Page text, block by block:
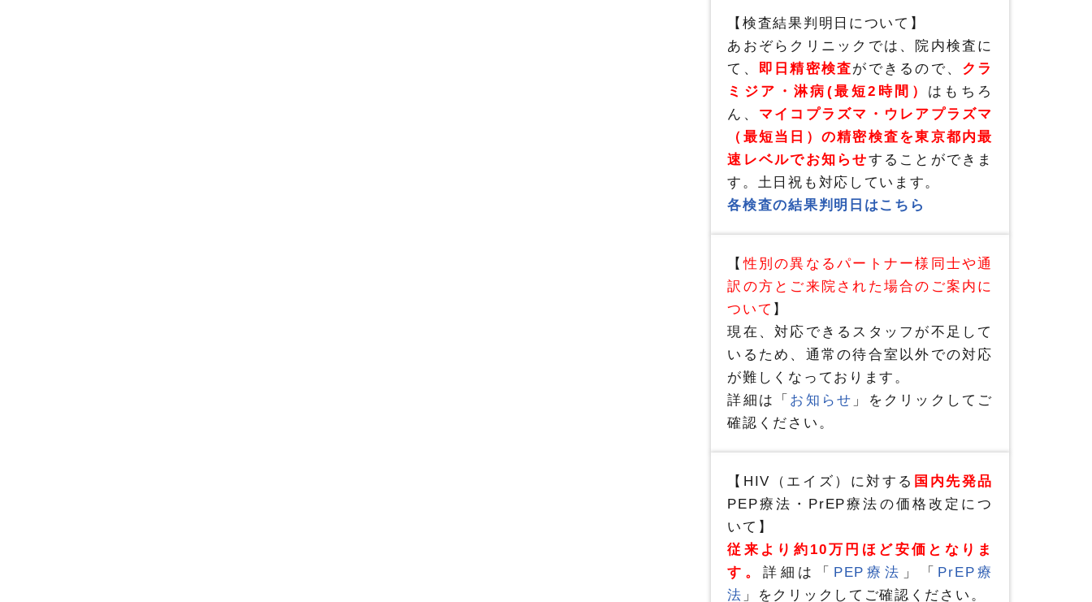
【検査結果判明日について】
あおぞらクリニックでは、院内検査に
て、 即日精密検査ができるので、 クラ
ミジア・淋病(最短2時間） はもちろ
ん、 マイコプラズマ・ウレアプラズマ
（最短当日）の精密検査を東京都内最
速レベルでお知らせすることができま
す。土日祝も対応しています。
各検査の結果判明日はこちら
【性別の異なるパートナー様同士や通
訳の方とご来院された場合のご案内に
ついて 】
現在、対応できるスタッフが不足して
いるため、通常の待合室以外での対応
が難しくなっております。
詳細は「 お知らせ 」をクリックしてご
確認ください。
【HIV（エイズ）に対する 国内先発品
PEP療法・PrEP療法の価格改定につ
いて】
従来より約10万円ほど安価となりま
す。 詳細は「 PEP療法 」「 PrEP療
法 」をクリックしてご確認ください。